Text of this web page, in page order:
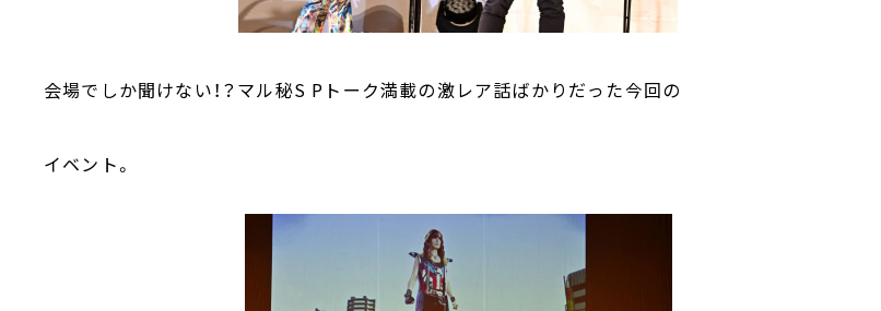
会場でしか聞けない！？マル秘S P トーク満載の激レア話ばかりだった今回の
イベント。